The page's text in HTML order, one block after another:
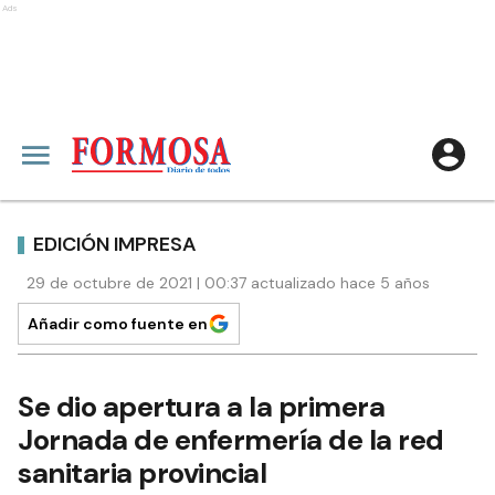
Ads
EDICIÓN IMPRESA
29 de octubre de 2021 | 00:37 actualizado hace 5 años
Añadir como fuente en
Se dio apertura a la primera
Jornada de enfermería de la red
sanitaria provincial